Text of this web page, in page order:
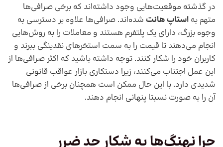
در گذشته موقعیت‌هایی وجود داشته‌اند که برخی صرافی‌ها
متهم به استاپ هانت شده‌اند. صرافی‌ها علاوه بر دسترسی به
وجوه بزرگ، دارای یک پلتفرم هستند و معاملات را به روش‌هایی
انجام می‌دهند تا قیمت را به سمت استخر‌های نقدینگی ببرند و
کاربران خود را شکار کنند. توجه داشته باشید که اکثر صرافی‌ها از
این عمل اجتناب می‌کنند، زیرا دستکاری بازار عواقب قانونی
شدیدی دارد. با این حال ممکن است همچنان برخی از صرافی‌ها
آن را به صورت نسبتا پنهانی انجام دهند.
چرا نهنگ‌ها به شکار حد ضرر